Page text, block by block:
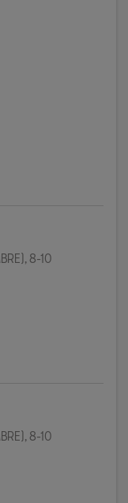
8-10
8-10